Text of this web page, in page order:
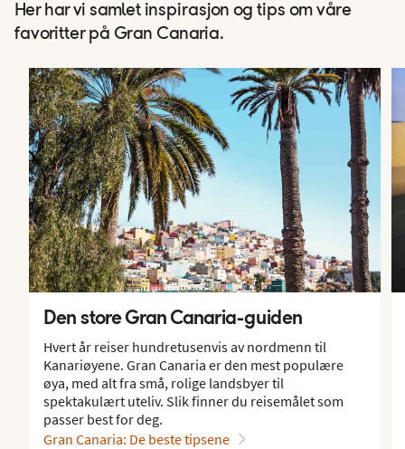
Her har vi samlet inspirasjon og tips om våre
favoritter på Gran Canaria.
Den store Gran Canaria-guiden
Hvert år reiser hundretusenvis av nordmenn til
Kanariøyene. Gran Canaria er den mest populære
øya, med alt fra små, rolige landsbyer til
spektakulært uteliv. Slik finner du reisemålet som
passer best for deg.
Gran Canaria: De beste tipsene